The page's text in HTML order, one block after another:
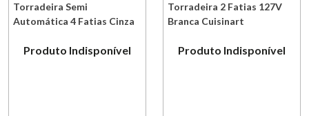
Torradeira Semi
Automática 4 Fatias Cinza
Produto Indisponível
Torradeira 2 Fatias 127V
Branca Cuisinart
Produto Indisponível